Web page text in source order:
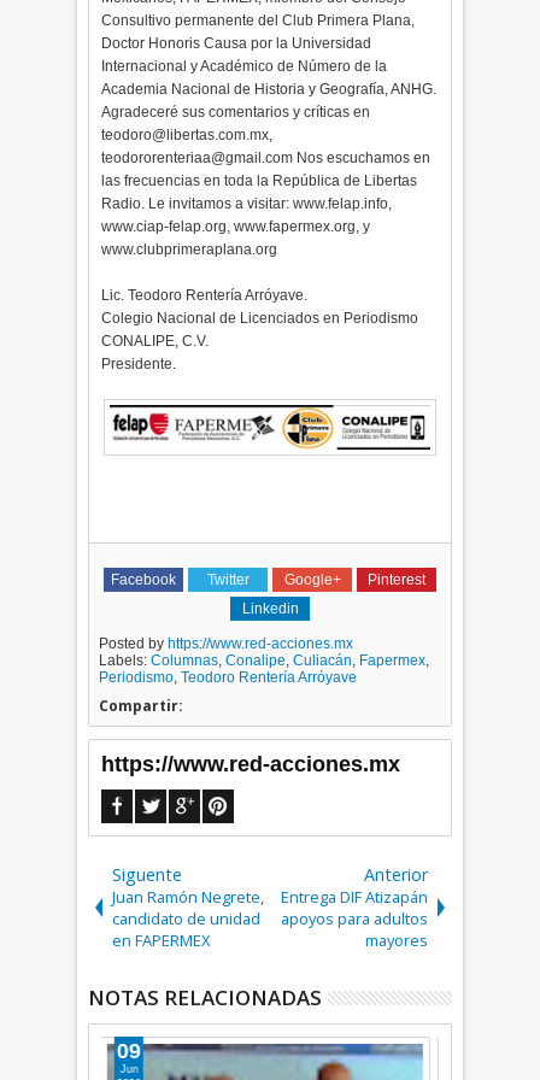
Consultivo permanente del Club Primera Plana,
Doctor Honoris Causa por la Universidad
Internacional y Académico de Número de la
Academia Nacional de Historia y Geografía, ANHG.
Agradeceré sus comentarios y críticas en
teodoro@libertas.com.mx,
teodororenteriaa@gmail.com Nos escuchamos en
las frecuencias en toda la República de Libertas
Radio. Le invitamos a visitar: www.felap.info,
www.ciap-felap.org, www.fapermex.org, y
www.clubprimeraplana.org
Lic. Teodoro Rentería Arróyave.
Colegio Nacional de Licenciados en Periodismo
CONALIPE, C.V.
Presidente.
Facebook Twitter Google+
Pinterest
Linkedin
Posted by https://www.red-acciones.mx
Labels:Columnas,Conalipe,Culiacán, Fapermex,
Periodismo,Teodoro Rentería Arróyave
Compartir:
https://www.red-acciones.mx
Siguente
Juan Ramón Negrete,
candidato de unidad
en FAPERMEX
Anterior
Entrega DIF Atizapán
apoyos para adultos
mayores
NOTAS RELACIONADAS
15
Jun